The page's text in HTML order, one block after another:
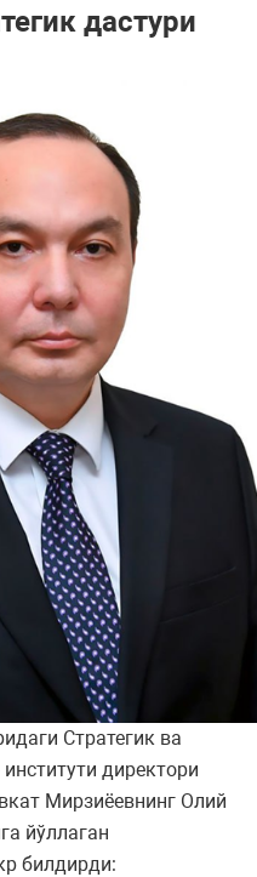
дастури
Стратегик ва
директори
Мирзиёевнинг Олий
йўллаган
билдирди: